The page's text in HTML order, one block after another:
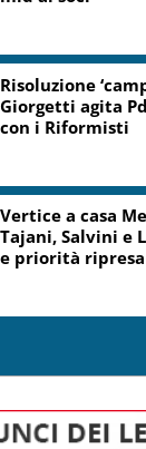
Banco Bpm,
Italia?
fusione molto
Conti pubblici,
incassa sì su
ottiene modifica